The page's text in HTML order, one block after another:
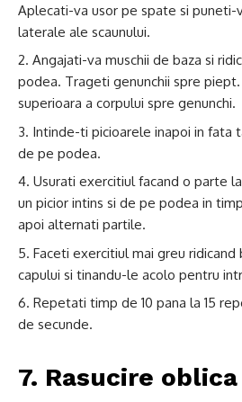
Aplecati-va usor pe spate si puneti-
laterale ale scaunului.
Angajati-va muschii de baza si
podea. Trageti genunchii spre
superioara a corpului spre genunchi.
Intinde-ti picioarele inapoi in fata
de pe podea.
Usurati exercitiul facand o parte
un picior intins si de pe podea in
apoi alternati partile.
Faceti exercitiul mai greu
capului si tinandu-le acolo pentru
Repetati timp de 10 pana la 15
de secunde.
7. Rasucire oblica